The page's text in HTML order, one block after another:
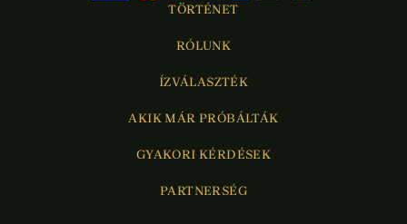
TÖRTÉNET
RÓLUNK
ÍZVÁLASZTÉK
AKIK MÁR PRÓBÁLTÁK
GYAKORI KÉRDÉSEK
PARTNERSÉG